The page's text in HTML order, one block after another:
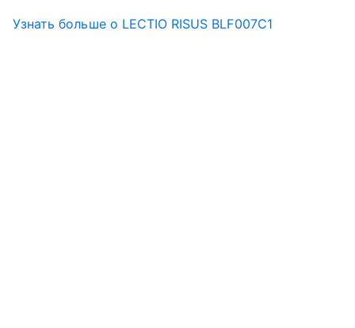
Узнать больше о LECTIO RISUS BLF007C1